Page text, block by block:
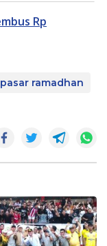
Rp
pasar ramadhan